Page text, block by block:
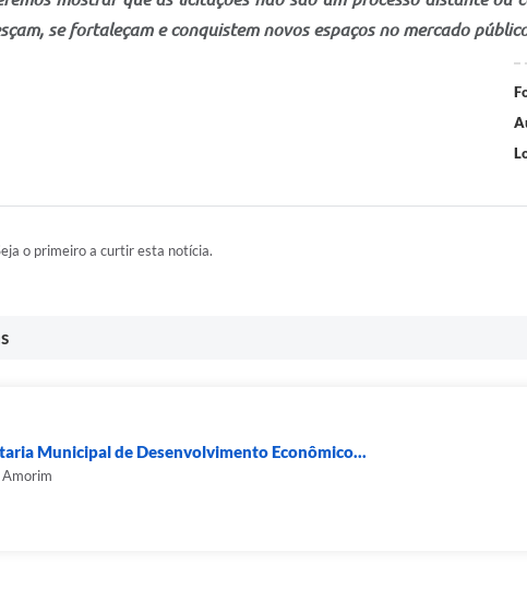
se fortaleçam e conquistem novos espaços no mercado
o primeiro a curtir esta notícia.
Municipal de Desenvolvimento Econômico...
Amorim